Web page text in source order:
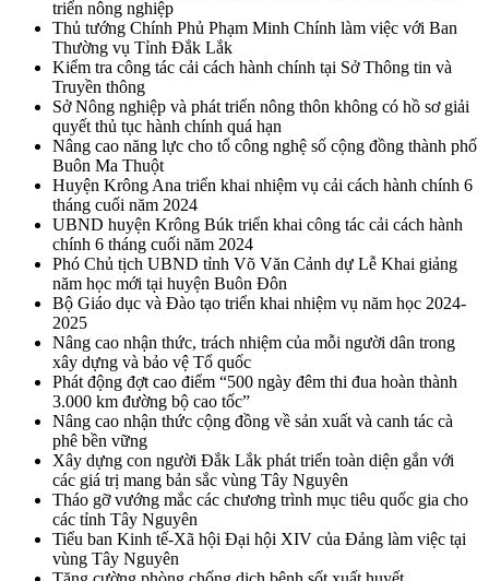
triển nông nghiệp
Thủ tướng Chính Phủ Phạm Minh Chính làm việc với Ban
Thường vụ Tỉnh Đắk Lắk
Kiểm tra công tác cải cách hành chính tại Sở Thông tin và
Truyền thông
Sở Nông nghiệp và phát triển nông thôn không có hồ sơ giải
quyết thủ tục hành chính quá hạn
Nâng cao năng lực cho tổ công nghệ số cộng đồng thành phố
Buôn Ma Thuột
Huyện Krông Ana triển khai nhiệm vụ cải cách hành chính 6
tháng cuối năm 2024
UBND huyện Krông Búk triển khai công tác cải cách hành
chính 6 tháng cuối năm 2024
Phó Chủ tịch UBND tỉnh Võ Văn Cảnh dự Lễ Khai giảng
năm học mới tại huyện Buôn Đôn
Bộ Giáo dục và Đào tạo triển khai nhiệm vụ năm học 2024-
2025
Nâng cao nhận thức, trách nhiệm của mỗi người dân trong
xây dựng và bảo vệ Tổ quốc
Phát động đợt cao điểm “500 ngày đêm thi đua hoàn thành
3.000 km đường bộ cao tốc”
Nâng cao nhận thức cộng đồng về sản xuất và canh tác cà
phê bền vững
Xây dựng con người Đắk Lắk phát triển toàn diện gắn với
các giá trị mang bản sắc vùng Tây Nguyên
Tháo gỡ vướng mắc các chương trình mục tiêu quốc gia cho
các tỉnh Tây Nguyên
Tiểu ban Kinh tế-Xã hội Đại hội XIV của Đảng làm việc tại
vùng Tây Nguyên